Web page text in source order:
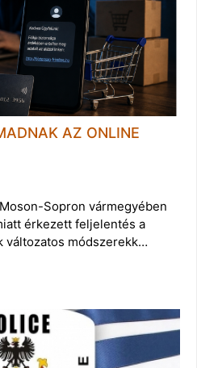
AZ ONLINE
Sopron vármegyében
érkezett feljelentés a
változatos módszerekk…